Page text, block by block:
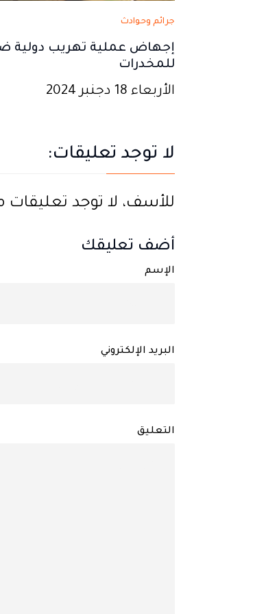
جرائم وحوادث
إجهاض عملية تهريب دولية
للمخدرات
الأربعاء 18 دجنبر 2024
لا توجد تعليقات:
للأسف، لا توجد تعليقات
أضف تعليقك
الإسم
البريد الإلكتروني
التعليق